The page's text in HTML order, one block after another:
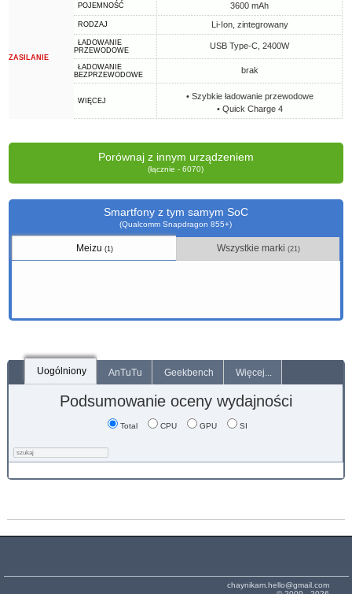
ZASILANIE
POJEMNOŚĆ 3600 mAh
RODZAJ Li-Ion, zintegrowany
ŁADOWANIE
PRZEWODOWE
USB Type-C, 2400W
ŁADOWANIE
BEZPRZEWODOWE
brak
WIĘCEJ
• Szybkie ładowanie przewodowe
• Quick Charge 4
Porównaj z innym urządzeniem
(łącznie - 6070)
Smartfony z tym samym SoC
(Qualcomm Snapdragon 855+)
Meizu (1) Wszystkie marki (21)
Uogólniony AnTuTu Geekbench Więcej...
Podsumowanie oceny wydajności
Total CPU GPU SI
chaynikam.hello@gmail.com